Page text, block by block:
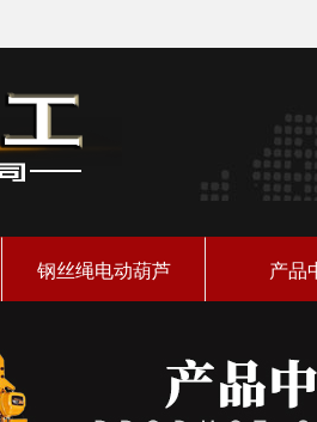
钢丝绳电动葫芦 产品